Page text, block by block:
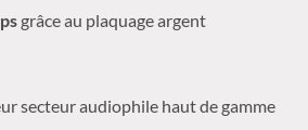
grâce au plaquage argent
secteur audiophile haut de gamme